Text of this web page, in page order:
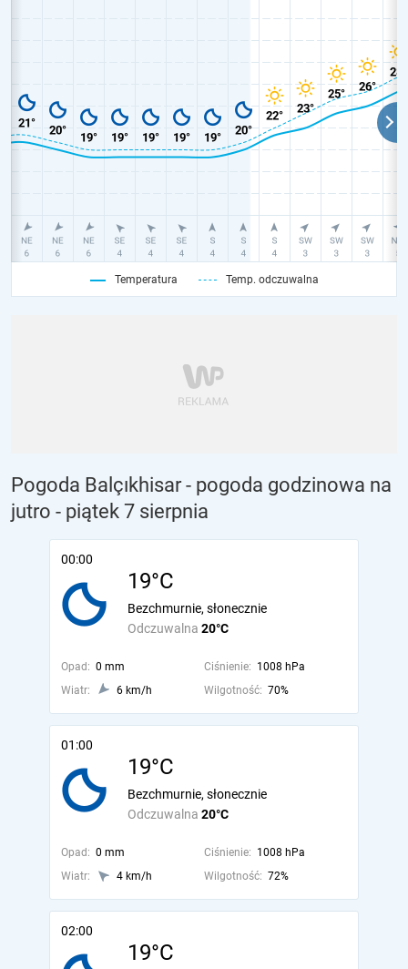
Temperatura Temp. odczuwalna
Pogoda Balçıkhisar - pogoda godzinowa na
jutro - piątek 7 sierpnia
00:00
19°C
Odczuwalna 20°C
Bezchmurnie, słonecznie
Opad: 0 mm Ciśnienie: 1008 hPa
Wiatr:
6 km/h Wilgotność: 70%
01:00
19°C
Odczuwalna 20°C
Bezchmurnie, słonecznie
Opad: 0 mm Ciśnienie: 1008 hPa
Wiatr:
4 km/h Wilgotność: 72%
02:00
19°C